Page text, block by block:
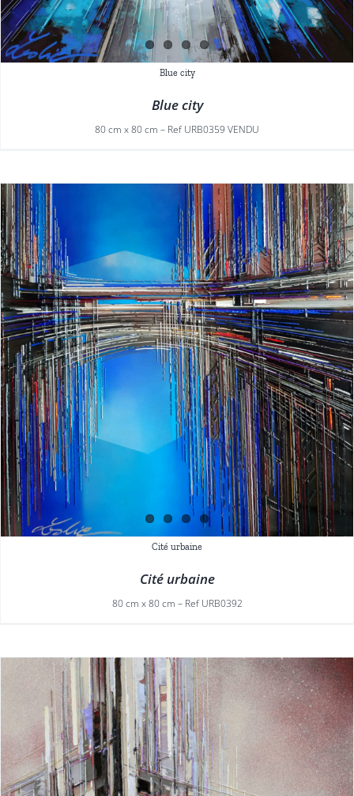
Blue city
Blue city
80 cm x 80 cm – Ref URB0359 VENDU
Cité urbaine
Cité urbaine
80 cm x 80 cm – Ref URB0392